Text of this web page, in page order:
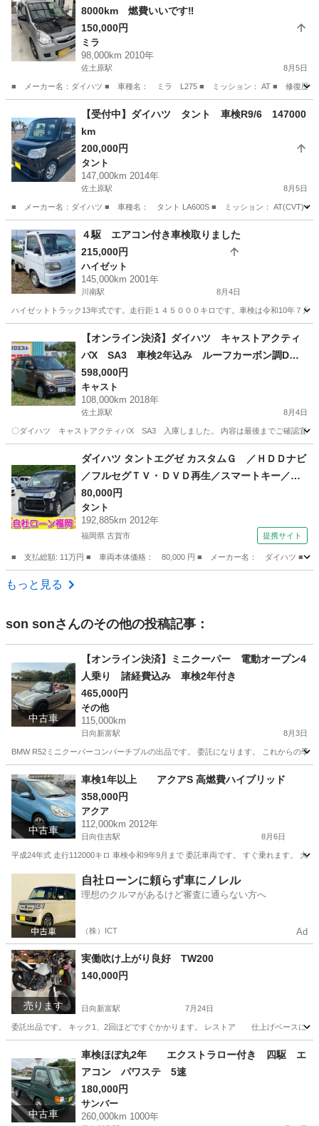
8000km 燃費いいです‼️
150,000円
ミラ
98,000km 2010年
佐土原駅 8月5日
■ メーカー名：ダイハツ ■ 車種名： ミラ L275 ■ ミッション： AT ■ 修復歴
佐土原駅 ミラ 燃費
【受付中】ダイハツ タント 車検R9/6 147000
km
200,000円
タント
147,000km 2014年
佐土原駅 8月5日
■ メーカー名：ダイハツ ■ 車種名： タント LA600S ■ ミッション： AT(CVT)
宮崎 児湯郡 佐土原駅 タント ミッション
４駆 エアコン付き車検取りました
215,000円
ハイゼット
145,000km 2001年
川南駅 8月4日
ハイゼットトラック13年式です。走行距１４５０００キロです。車検は令和10年７
川南駅 ハイゼット トラック
【オンライン決済】ダイハツ キャストアクティ
バX SA3 車検2年込み ルーフカーボン調Dラ
ッピング車 走行距離108,000㎞ ちょい乗りに最
適な車両
598,000円
キャスト
108,000km 2018年
佐土原駅 8月4日
〇ダイハツ キャストアクティバX SA3 入庫しました。 内容は最後までご確認宜し
佐土原駅 キャスト
ダイハツ タントエグゼ カスタムＧ ／ＨＤＤナビ
／フルセグＴＶ・ＤＶＤ再生／スマートキー／ア
イドリングストップ／アルミホイール／ＨＩＤラ
イト／盗難防止／ＥＴＣ／ウィンカーミラー／タ
イミングチェーン （検9.3）
80,000円
タント
192,885km 2012年
福岡県 古賀市 提携サイト
■ 支払総額: 11万円 ■ 車両本体価格： 80,000 円 ■ メーカー名： ダイハツ ■ 車
福岡 古賀市
もっと見る
son sonさんのその他の投稿記事：
中古車
【オンライン決済】ミニクーパー 電動オープン4
人乗り 諸経費込み 車検2年付き
465,000円
その他
115,000km
日向新富駅 8月3日
BMW R52ミニクーパーコンバーチブルの出品です。 委託になります。 これからの季
宮崎 児湯郡 日向新富駅
中古車
車検1年以上 アクアS 高燃費ハイブリッド
358,000円
アクア
112,000km 2012年
日向住吉駅 8月6日
平成24年式 走行112000キロ 車検令和9年9月まで 委託車両です。 すぐ乗れます。 大
日向住吉駅 アクア
自社ローンに頼らず車にノレル
理想のクルマがあるけど審査に通らない方へ
（株）ICT Ad
売ります
実働吹け上がり良好 TW200
140,000円
日向新富駅 7月24日
委託出品です。 キック1、2回ほどですぐかかります。 レストア 仕上げベースに！
日向新富駅
中古車
車検ほぼ丸2年 エクストラロー付き 四駆 エ
アコン パワステ 5速
180,000円
サンバー
260,000km 1000年